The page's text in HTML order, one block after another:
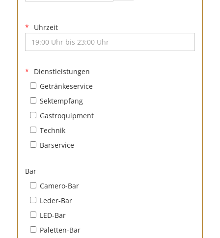
Uhrzeit
Dienstleistungen
Getränkeservice
Sektempfang
Gastroquipment
Technik
Barservice
Bar
Camero-Bar
Leder-Bar
LED-Bar
Paletten-Bar